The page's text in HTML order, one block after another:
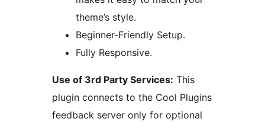
theme’s style.
Beginner-Friendly Setup.
Fully Responsive.
Use of 3rd Party Services: This
plugin connects to the Cool Plugins
feedback server only for optional